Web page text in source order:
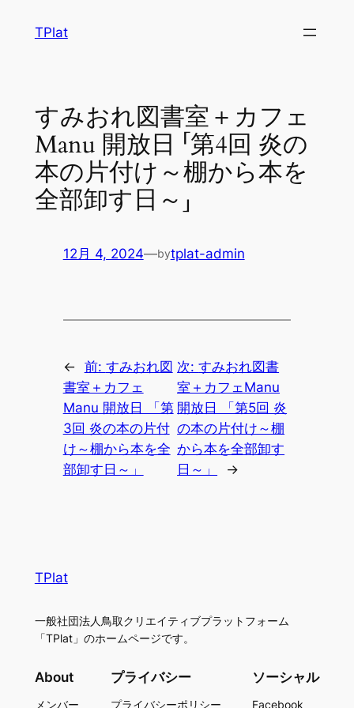
TPlat
すみおれ図書室＋カフェ
Manu 開放日 「第4回 炎の
本の片付け～棚から本を
全部卸す日～」
12月 4, 2024—bytplat-admin
← 前: すみおれ図
書室＋カフェ
Manu 開放日 「第
3回 炎の本の片付
け～棚から本を全
部卸す日～」
次:すみおれ図書
室＋カフェManu
開放日 「第5回 炎
の本の片付け～棚
から本を全部卸す
日～」
→
TPlat
一般社団法人鳥取クリエイティブプラットフォーム
「TPlat」のホームページです。
About
メンバー
プライバシー
プライバシーポリシー
ソーシャル
Facebook